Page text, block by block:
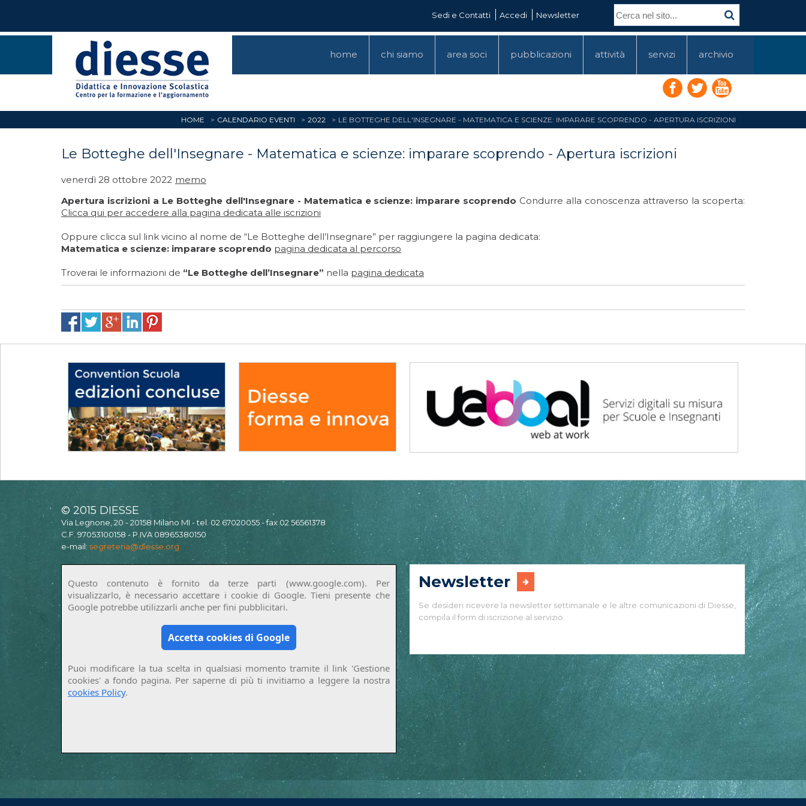
Sedi e Contatti Accedi Newsletter
home chi siamo area soci pubblicazioni attività servizi archivio
HOME CALENDARIO EVENTI 2022 LE BOTTEGHE DELL'INSEGNARE - MATEMATICA E SCIENZE: IMPARARE SCOPRENDO - APERTURA ISCRIZIONI
Le Botteghe dell'Insegnare - Matematica e scienze: imparare scoprendo - Apertura iscrizioni
venerdì 28 ottobre 2022 memo
Apertura iscrizioni a Le Botteghe dell'Insegnare - Matematica e scienze: imparare scoprendo Condurre alla conoscenza attraverso la scoperta:
Clicca qui per accedere alla pagina dedicata alle iscrizioni
Oppure clicca sul link vicino al nome de “Le Botteghe dell’Insegnare” per raggiungere la pagina dedicata:
Matematica e scienze: imparare scoprendo pagina dedicata al percorso
Troverai le informazioni de “Le Botteghe dell’Insegnare” nella pagina dedicata
© 2015 DIESSE
Via Legnone, 20 - 20158 Milano MI - tel. 02 67020055 - fax 02 56561378
C.F. 97053100158 - P.IVA 08965380150
e-mail: segreteria@diesse.org
Questo contenuto è fornito da terze parti (www.google.com). Per
visualizzarlo, è necessario accettare i cookie di Google. Tieni presente che
Google potrebbe utilizzarli anche per fini pubblicitari.
Accetta cookies di Google
Puoi modificare la tua scelta in qualsiasi momento tramite il link 'Gestione
cookies' a fondo pagina. Per saperne di più ti invitiamo a leggere la nostra
cookies Policy.
Newsletter
Se desideri ricevere la newsletter settimanale e le altre comunicazioni di Diesse,
compila il form di iscrizione al servizio.